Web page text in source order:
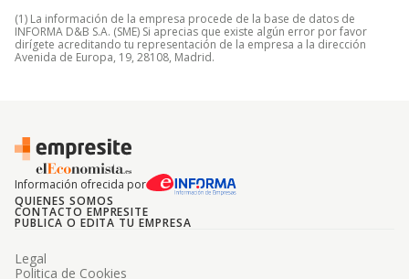
(1) La información de la empresa procede de la base de datos de
INFORMA D&B S.A. (SME) Si aprecias que existe algún error por favor
dirígete acreditando tu representación de la empresa a la dirección
Avenida de Europa, 19, 28108, Madrid.
Información ofrecida por
QUIENES SOMOS
CONTACTO EMPRESITE
PUBLICA O EDITA TU EMPRESA
Legal
Politica de Cookies